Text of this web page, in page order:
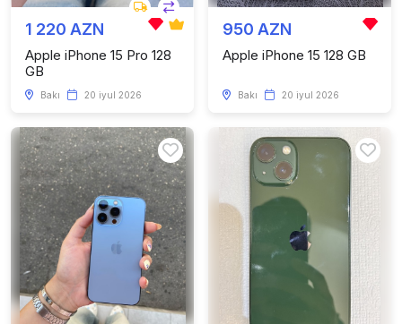
1 220 AZN
Apple iPhone 15 Pro 128
GB
Bakı 20 iyul 2026
950 AZN
Apple iPhone 15 128 GB
Bakı 20 iyul 2026